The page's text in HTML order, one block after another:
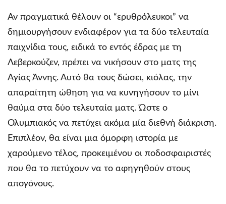
Αν πραγματικά θέλουν οι “ερυθρόλευκοι” να
δημιουργήσουν ενδιαφέρον για τα δύο τελευταία
παιχνίδια τους, ειδικά το εντός έδρας με τη
Λεβερκούζεν, πρέπει να νικήσουν στο ματς της
Αγίας Άννης. Αυτό θα τους δώσει, κιόλας, την
απαραίτητη ώθηση για να κυνηγήσουν το μίνι
θαύμα στα δύο τελευταία ματς. Ώστε ο
Ολυμπιακός να πετύχει ακόμα μία διεθνή διάκριση.
Επιπλέον, θα είναι μια όμορφη ιστορία με
χαρούμενο τέλος, προκειμένου οι ποδοσφαιριστές
που θα το πετύχουν να το αφηγηθούν στους
απογόνους.